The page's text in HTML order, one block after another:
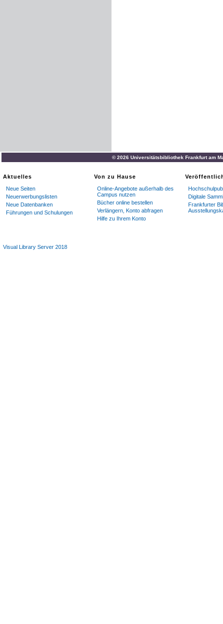
© 2026 Universitätsbibliothek Frankfurt am
Aktuelles
Neue Seiten
Neuerwerbungslisten
Neue Datenbanken
Führungen und Schulungen
Von zu Hause
Online-Angebote außerhalb des
Campus nutzen
Bücher online bestellen
Verlängern, Konto abfragen
Hilfe zu Ihrem Konto
Digitale
Frankfurter
Visual Library Server 2018